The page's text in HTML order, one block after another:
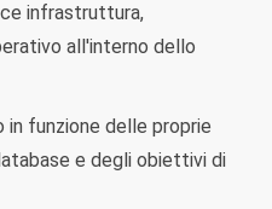
infrastruttura,
all'interno dello
funzione delle proprie
e degli obiettivi di